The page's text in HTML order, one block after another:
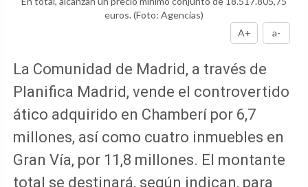
euros.(Foto: Agencias)
A+
a-
La Comunidad de Madrid, a través de
Planifica Madrid, vende el controvertido
ático adquirido en Chamberí por 6,7
millones, así como cuatro inmuebles en
Gran Vía, por 11,8 millones. El montante
total se destinará, según indican, para